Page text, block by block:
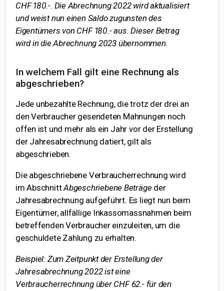
CHF 180.-. Die Abrechnung 2022 wird aktualisiert
und weist nun einen Saldo zugunsten des
Eigentümers von CHF 180.- aus. Dieser Betrag
wird in die Abrechnung 2023 übernommen.
In welchem Fall gilt eine Rechnung als
abgeschrieben?
Jede unbezahlte Rechnung, die trotz der drei an
den Verbraucher gesendeten Mahnungen noch
offen ist und mehr als ein Jahr vor der Erstellung
der Jahresabrechnung datiert, gilt als
abgeschrieben.
Die abgeschriebene Verbraucherrechnung wird
im AbschnittAbgeschriebene Beträge der
Jahresabrechnung aufgeführt. Es liegt nun beim
Eigentümer, allfällige Inkassomassnahmen beim
betreffenden Verbraucher einzuleiten, um die
geschuldete Zahlung zu erhalten.
Beispiel: Zum Zeitpunkt der Erstellung der
Jahresabrechnung 2022 ist eine
Verbraucherrechnung über CHF 62.- für den